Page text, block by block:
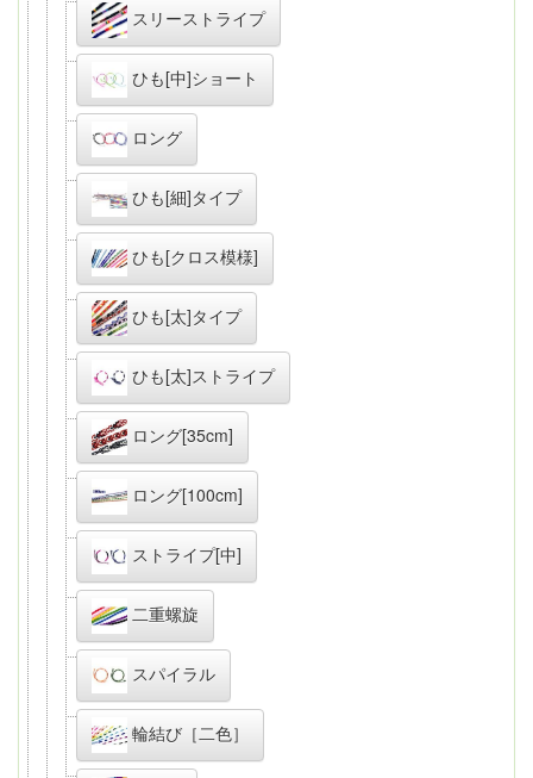
スリーストライプ
ひも[中]ショート
ロング
ひも[細]タイプ
ひも[クロス模様]
ひも[太]タイプ
ひも[太]ストライプ
ロング[35cm]
ロング[100cm]
ストライプ[中]
二重螺旋
スパイラル
輪結び［二色］